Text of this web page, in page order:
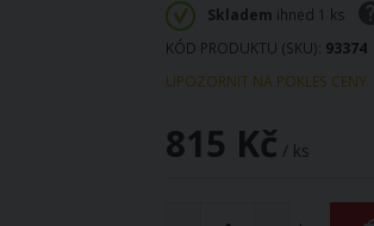
Skladem ihned 1 ks
KÓD PRODUKTU (SKU) 93374
UPOZORNIT NA POKLES CENY
815 Kč / ks